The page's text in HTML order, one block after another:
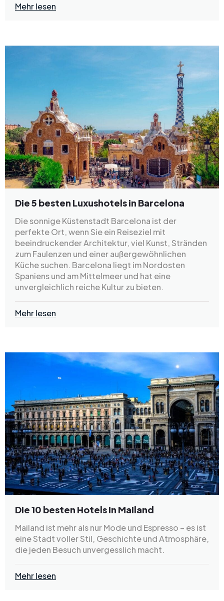
Mehr lesen
Die 5 besten Luxushotels in Barcelona
Die sonnige Küstenstadt Barcelona ist der
perfekte Ort, wenn Sie ein Reiseziel mit
beeindruckender Architektur, viel Kunst, Stränden
zum Faulenzen und einer außergewöhnlichen
Küche suchen. Barcelona liegt im Nordosten
Spaniens und am Mittelmeer und hat eine
unvergleichlich reiche Kultur zu bieten.
Mehr lesen
Die 10 besten Hotels in Mailand
Mailand ist mehr als nur Mode und Espresso – es ist
eine Stadt voller Stil, Geschichte und Atmosphäre,
die jeden Besuch unvergesslich macht.
Mehr lesen